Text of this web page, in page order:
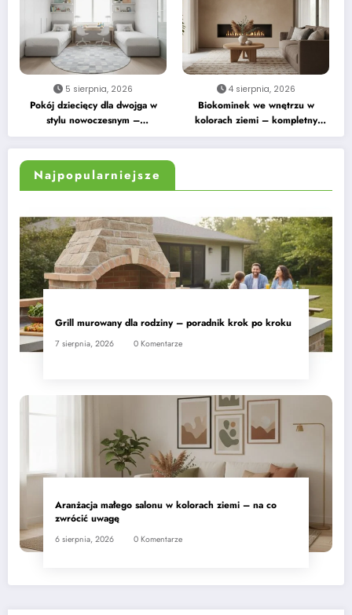
5 sierpnia, 2026
Pokój dziecięcy dla dwojga w
stylu nowoczesnym –
praktyczne wskazówki
4 sierpnia, 2026
Biokominek we wnętrzu w
kolorach ziemi – kompletny
przewodnik
Najpopularniejsze
Grill murowany dla rodziny – poradnik krok po kroku
7 sierpnia, 2026 0 Komentarze
Aranżacja małego salonu w kolorach ziemi – na co
zwrócić uwagę
6 sierpnia, 2026 0 Komentarze